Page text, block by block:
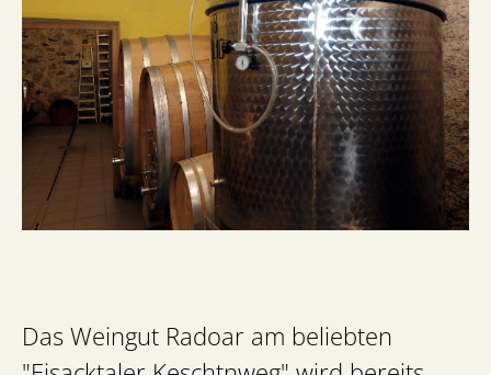
Das Weingut Radoar am beliebten